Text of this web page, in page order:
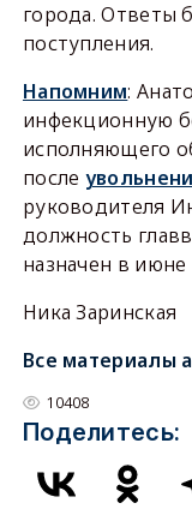
города. Ответы
поступления.
Напомним:
инфекционную
исполняющего
после
руководителя
должность
назначен в июне
Ника Заринская
Все материалы
10408
Поделитесь: